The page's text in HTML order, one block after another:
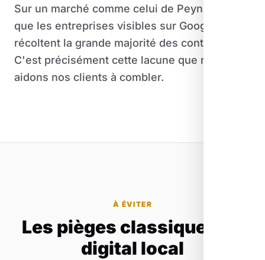
Sur un marché comme celui de Peynier, c'est
que les entreprises visibles sur Google
récoltent la grande majorité des contacts.
C'est précisément cette lacune que nous
aidons nos clients à combler.
À ÉVITER
Les pièges classiques du
digital local